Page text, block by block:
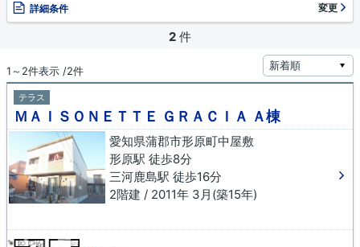
詳細条件 変更
2 件
1～2件表示 /2件
テラス
ＭＡＩＳＯＮＥＴＴＥ ＧＲＡＣＩＡ Ａ棟
愛知県蒲郡市形原町中屋敷
形原駅 徒歩8分
三河鹿島駅 徒歩16分
2階建 / 2011年 3月(築15年)